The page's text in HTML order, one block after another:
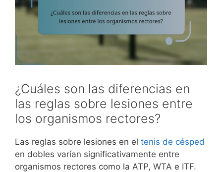
¿Cuáles son las diferencias en
las reglas sobre lesiones entre
los organismos rectores?
Las reglas sobre lesiones en el tenis de césped
en dobles varían significativamente entre
organismos rectores como la ATP, WTA e ITF.